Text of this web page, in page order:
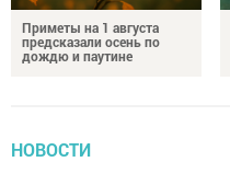
Приметы на 1 августа
предсказали осень по
дождю и паутине
НОВОСТИ